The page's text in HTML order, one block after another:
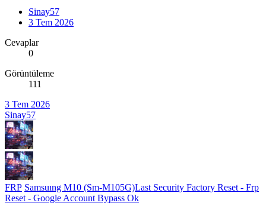
Sinay57
3 Tem 2026
Cevaplar
0
Görüntüleme
111
3 Tem 2026
Sinay57
FRP Samsuıng M10 (Sm-M105G)Last Security Factory Reset - Frp
Reset - Google Account Bypass Ok